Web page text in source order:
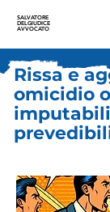
SALVATORE
DELGIUDICE
AVVOCATO
Rissa e
omicidio